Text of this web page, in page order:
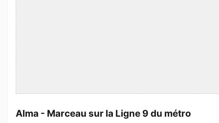
Alma - Marceau sur la Ligne 9 du métro